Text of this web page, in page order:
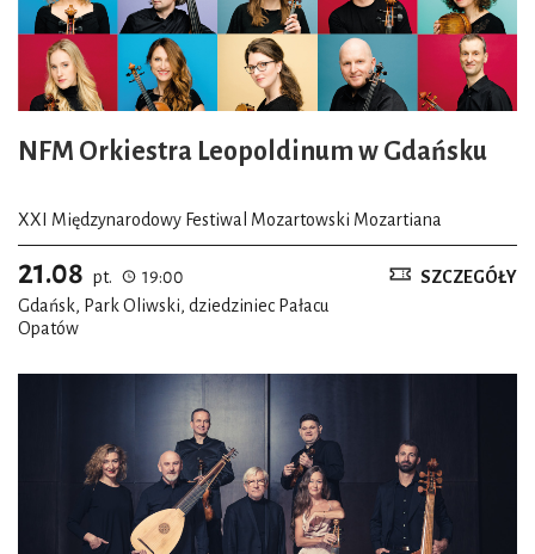
NFM Orkiestra Leopoldinum w Gdańsku
XXI Międzynarodowy Festiwal Mozartowski Mozartiana
21.08 pt.
19:00
Gdańsk, Park Oliwski, dziedziniec Pałacu
Opatów
SZCZEGÓŁY